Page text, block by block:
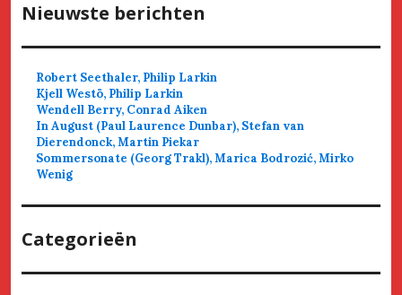
Nieuwste berichten
Robert Seethaler, Philip Larkin
Kjell Westö, Philip Larkin
Wendell Berry, Conrad Aiken
In August (Paul Laurence Dunbar), Stefan van
Dierendonck, Martin Piekar
Sommersonate (Georg Trakl), Marica Bodrozić, Mirko
Wenig
Categorieën